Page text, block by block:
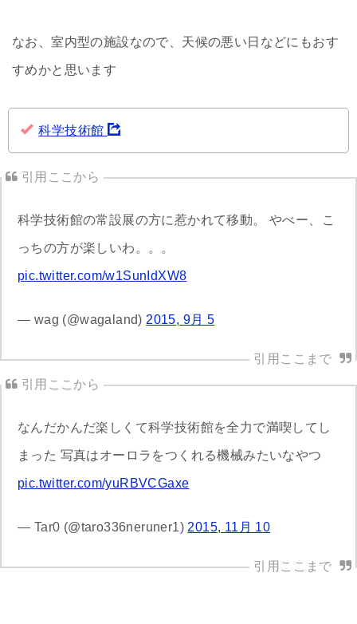
なお、室内型の施設なので、天候の悪い日などにもおす
すめかと思います
科学技術館
科学技術館の常設展の方に惹かれて移動。 やべー、こ
っちの方が楽しいわ。。。
pic.twitter.com/w1SunIdXW8
— wag (@wagaland) 2015, 9月 5
なんだかんだ楽しくて科学技術館を全力で満喫してし
まった 写真はオーロラをつくれる機械みたいなやつ
pic.twitter.com/yuRBVCGaxe
— Tar0 (@taro336neruner1) 2015, 11月 10